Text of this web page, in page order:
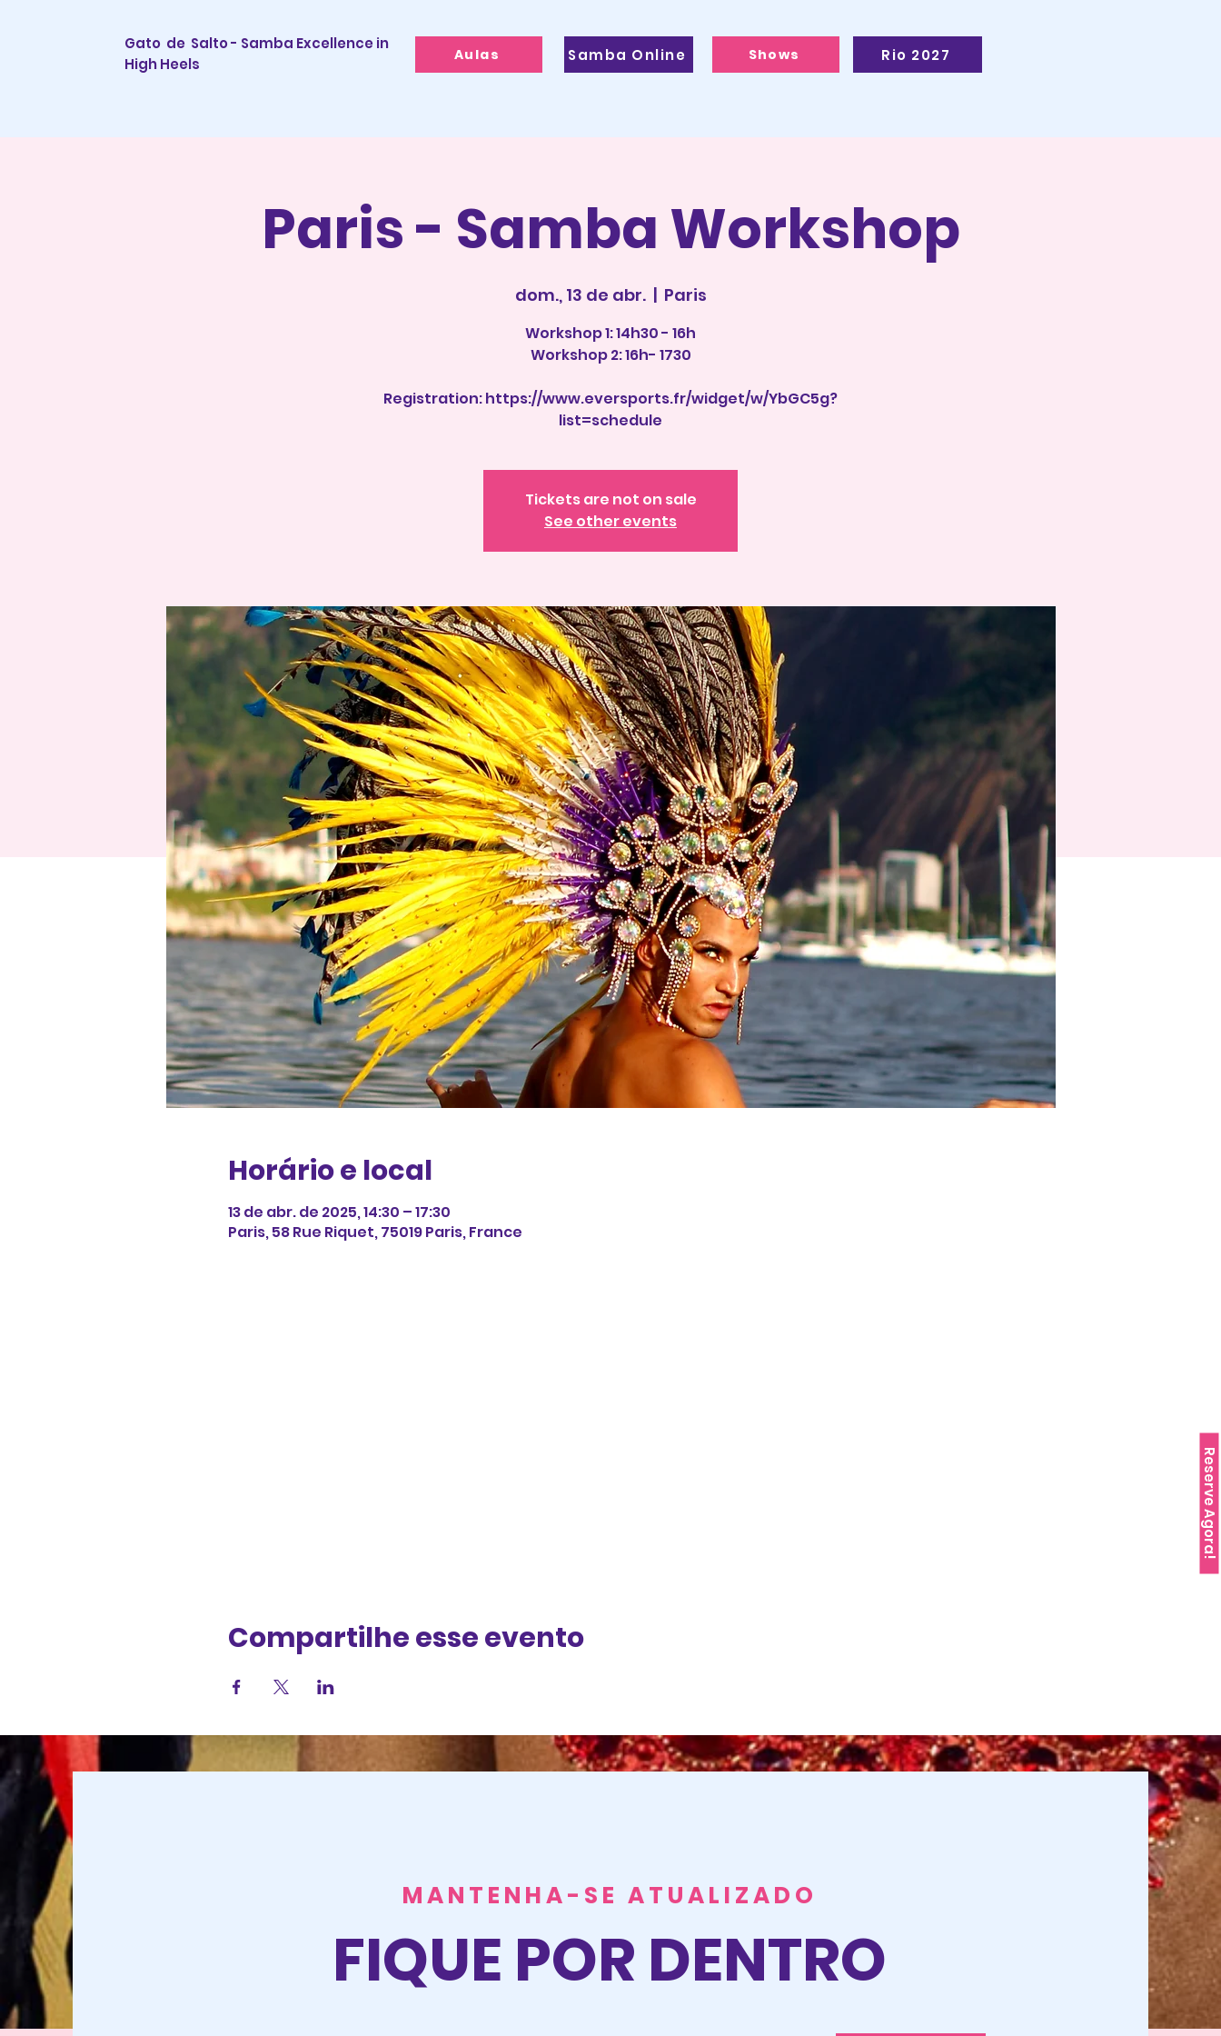
Gato de Salto - Samba Excellence in
High Heels
Aulas Samba Online Shows Rio 2027
Reserve Agora!
Paris - Samba Workshop
dom., 13 de abr.
  |
Paris
Workshop 1: 14h30 - 16h
Workshop 2: 16h- 1730
Registration: https://www.eversports.fr/widget/w/YbGC5g?
list=schedule
Tickets are not on sale
See other events
Horário e local
13 de abr. de 2025, 14:30 – 17:30
Paris, 58 Rue Riquet, 75019 Paris, France
Compartilhe esse evento
MANTENHA-SE ATUALIZADO
FIQUE POR DENTRO